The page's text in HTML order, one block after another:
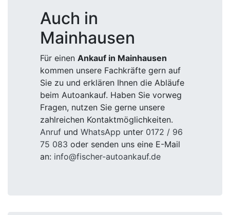
Auch in
Mainhausen
Für einen Ankauf in Mainhausen
kommen unsere Fachkräfte gern auf
Sie zu und erklären Ihnen die Abläufe
beim Autoankauf. Haben Sie vorweg
Fragen, nutzen Sie gerne unsere
zahlreichen Kontaktmöglichkeiten.
Anruf und WhatsApp unter 0172 / 96
75 083 oder senden uns eine E-Mail
an: info@fischer-autoankauf.de